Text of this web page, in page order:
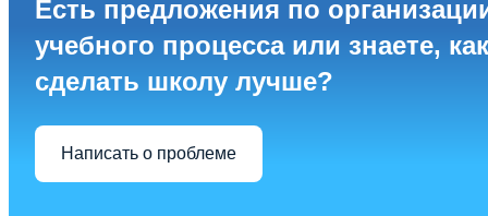
Есть предложения по
учебного процесса или знаете, как
сделать школу лучше?
Написать о проблеме